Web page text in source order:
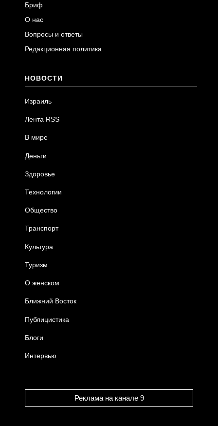
Бриф
О нас
Вопросы и ответы
Редакционная политика
НОВОСТИ
Израиль
Лента RSS
В мире
Деньги
Здоровье
Технологии
Общество
Транспорт
Культура
Туризм
О женском
Ближний Восток
Публицистика
Блоги
Интервью
Реклама на канале 9